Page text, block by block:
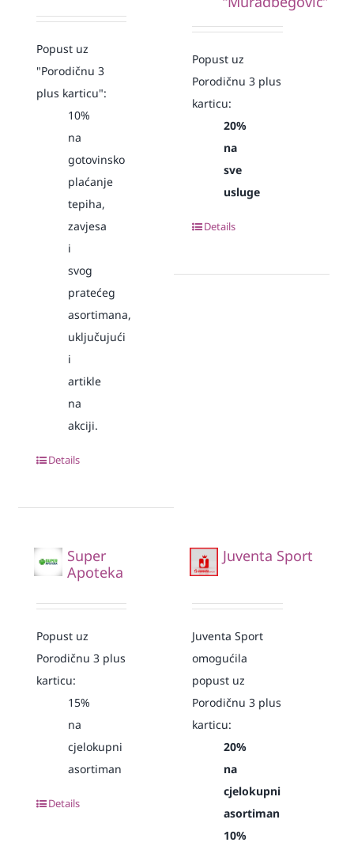
Popust uz
"Porodičnu 3
plus karticu":
10%
na
gotovinsko
plaćanje
tepiha,
zavjesa
i
svog
pratećeg
asortimana,
uključujući
i
artikle
na
akciji.
Details
Popust uz
Porodičnu 3 plus
karticu:
20%
na
sve
usluge
Details
Super
Apoteka
Popust uz
Porodičnu 3 plus
karticu:
15%
na
cjelokupni
asortiman
Details
Juventa Sport
Juventa Sport
omogućila
popust uz
Porodičnu 3 plus
karticu:
20%
na
cjelokupni
asortiman
10%